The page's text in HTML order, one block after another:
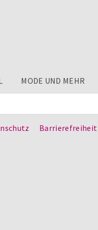
MODE UND MEHR
Barrierefreiheit